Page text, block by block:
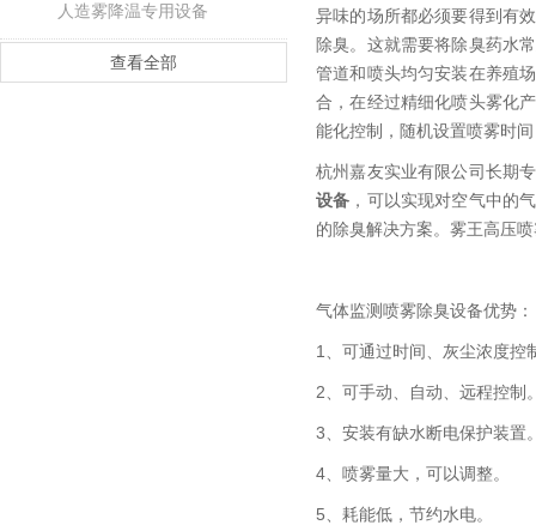
人造雾降温专用设备
查看全部
异味的场所都必须要得到有
除臭。这就需要将除臭药水
管道和喷头均匀安装在养殖
合，在经过精细化喷头雾化
能化控制，随机设置喷雾时
杭州嘉友实业有限公司长期
设备 ，可以实现对空气中的
的除臭解决方案。雾王高压
气体监测喷雾除臭设备优势：
1、可通过时间、灰尘浓度控
2、可手动、自动、远程控制
3、安装有缺水断电保护装置
4、喷雾量大，可以调整。
5、耗能低，节约水电。